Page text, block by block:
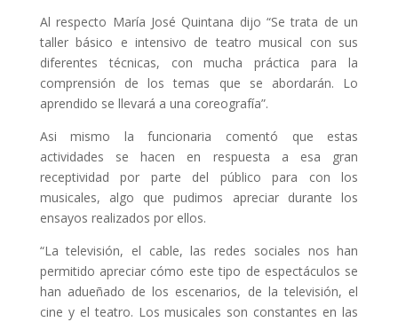
Al respecto María José Quintana dijo “Se trata de un
taller básico e intensivo de teatro musical con sus
diferentes técnicas, con mucha práctica para la
comprensión de los temas que se abordarán. Lo
aprendido se llevará a una coreografía”.
Asi mismo la funcionaria comentó que estas
actividades se hacen en respuesta a esa gran
receptividad por parte del público para con los
musicales, algo que pudimos apreciar durante los
ensayos realizados por ellos.
“La televisión, el cable, las redes sociales nos han
permitido apreciar cómo este tipo de espectáculos se
han adueñado de los escenarios, de la televisión, el
cine y el teatro. Los musicales son constantes en las